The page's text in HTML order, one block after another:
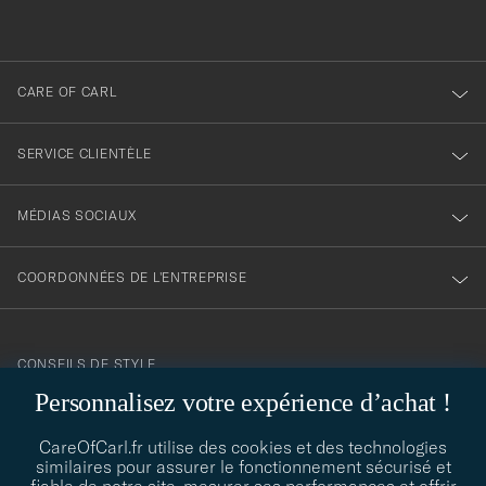
Personnalisez votre expérience d’achat !
CareOfCarl.fr utilise des cookies et des technologies
similaires pour assurer le fonctionnement sécurisé et
CARE OF CARL
SERVICE CLIENTÈLE
MÉDIAS SOCIAUX
COORDONNÉES DE L'ENTREPRISE
CONSEILS DE STYLE
Besoin d'aide pour trouver votre style ? Laissez-nous vous guider,
CONSEILS DE STYLE